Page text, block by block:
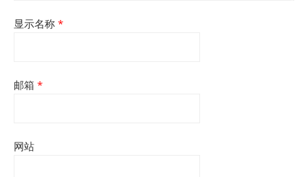
显示名称 *
邮箱 *
网站